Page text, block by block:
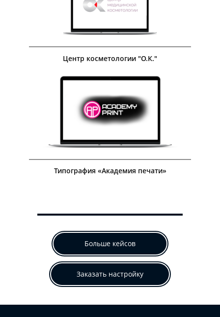
Посмотреть кейс
Центр косметологии "О.К."
Посмотреть кейс
Типография «Академия печати»
Больше кейсов
Заказать настройку